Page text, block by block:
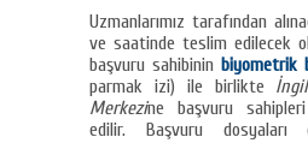
Uzmanlarımız tarafından
ve saatinde teslim edilecek
başvuru sahibinin biyometrik
parmak izi) ile birlikte
Merkezine başvuru
edilir. Başvuru dosyaları